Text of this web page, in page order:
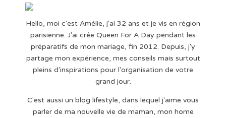
Hello, moi c'est Amélie, j'ai 32 ans et je vis en région
parisienne. J'ai crée Queen For A Day pendant les
préparatifs de mon mariage, fin 2012. Depuis, j'y
partage mon expérience, mes conseils mais surtout
pleins d'inspirations pour l'organisation de votre
grand jour.
C'est aussi un blog lifestyle, dans lequel j'aime vous
parler de ma nouvelle vie de maman, mon home